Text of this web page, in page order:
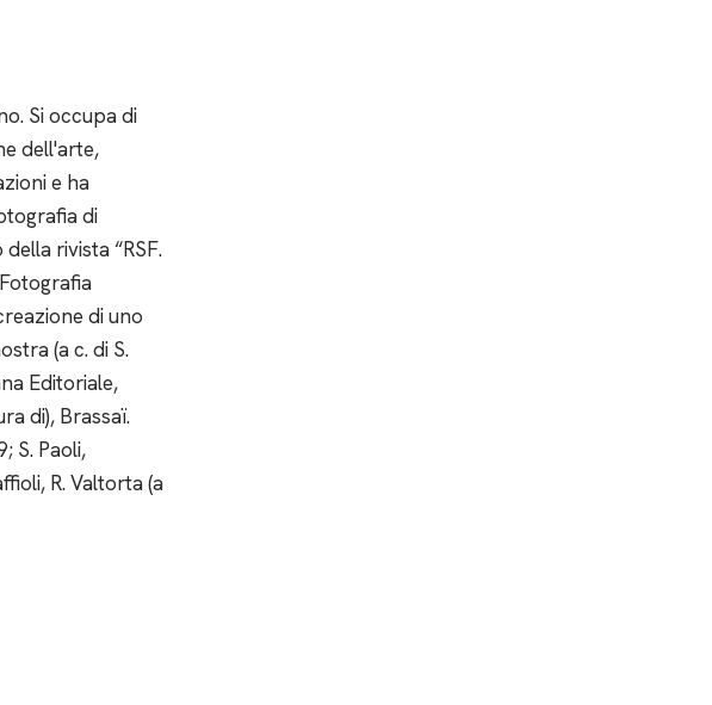
Si occupa di
dell'arte,
e ha
di
rivista “RSF.
di uno
(a c. di S.
Editoriale,
di), Brassaï.
S. Paoli,
R. Valtorta (a